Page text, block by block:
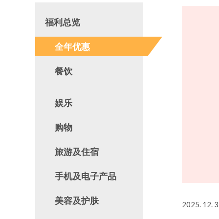
福利总览
全年优惠
餐饮
娱乐
购物
旅游及住宿
手机及电子产品
美容及护肤 2025. 12.